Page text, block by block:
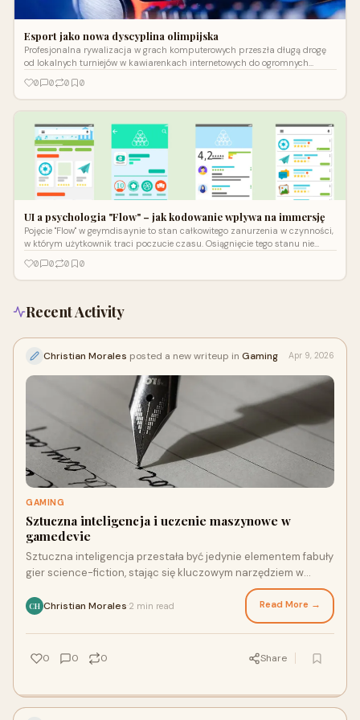
Esport jako nowa dyscyplina olimpijska
Profesjonalna rywalizacja w grach komputerowych przeszła długą drogę
od lokalnych turniejów w kawiarenkach internetowych do ogromnych
0 0 0 0
UI a psychologia "Flow" – jak kodowanie wpływa na immersję
Pojęcie "Flow" w geymdisaynie to stan całkowitego zanurzenia w czynności,
w którym użytkownik traci poczucie czasu. Osiągnięcie tego stanu nie
0 0 0 0
Recent Activity
Christian Morales posted a new writeup in Gaming Apr 9, 2026
GAMING
Sztuczna inteligencja i uczenie maszynowe w
gamedevie
Sztuczna inteligencja przestała być jedynie elementem fabuły
gier science-fiction, stając się kluczowym narzędziem w
CH Christian Morales 2 min read Read More →
0 0 0 Share